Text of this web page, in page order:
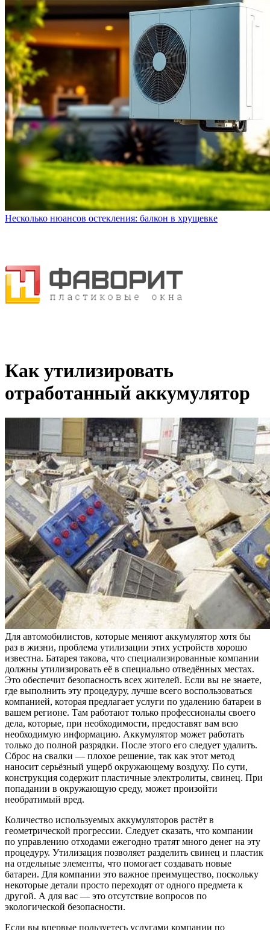
Несколько нюансов остекления: балкон в хрущевке
Как утилизировать
отработанный аккумулятор
Для автомобилистов, которые меняют аккумулятор хотя бы
раз в жизни, проблема утилизации этих устройств хорошо
известна. Батарея такова, что специализированные компании
должны утилизировать её в специально отведённых местах.
Это обеспечит безопасность всех жителей. Если вы не знаете,
где выполнить эту процедуру, лучше всего воспользоваться
компанией, которая предлагает услуги по удалению батареи в
вашем регионе. Там работают только профессионалы своего
дела, которые, при необходимости, предоставят вам всю
необходимую информацию. Аккумулятор может работать
только до полной разрядки. После этого его следует удалить.
Сброс на свалки — плохое решение, так как этот метод
наносит серьёзный ущерб окружающему воздуху. По сути,
конструкция содержит пластичные электролиты, свинец. При
попадании в окружающую среду, может произойти
необратимый вред.
Количество используемых аккумуляторов растёт в
геометрической прогрессии. Следует сказать, что компании
по управлению отходами ежегодно тратят много денег на эту
процедуру. Утилизация позволяет разделить свинец и пластик
на отдельные элементы, что помогает создавать новые
батареи. Для компании это важное преимущество, поскольку
некоторые детали просто переходят от одного предмета к
другой. А для вас — это отсутствие вопросов по
экологической безопасности.
Если вы впервые пользуетесь услугами компании по